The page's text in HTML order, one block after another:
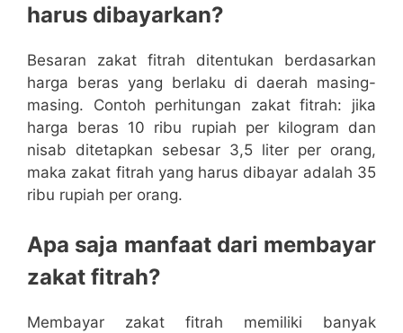
harus dibayarkan?
Besaran zakat fitrah ditentukan berdasarkan
harga beras yang berlaku di daerah masing-
masing. Contoh perhitungan zakat fitrah: jika
harga beras 10 ribu rupiah per kilogram dan
nisab ditetapkan sebesar 3,5 liter per orang,
maka zakat fitrah yang harus dibayar adalah 35
ribu rupiah per orang.
Apa saja manfaat dari membayar
zakat fitrah?
Membayar zakat fitrah memiliki banyak